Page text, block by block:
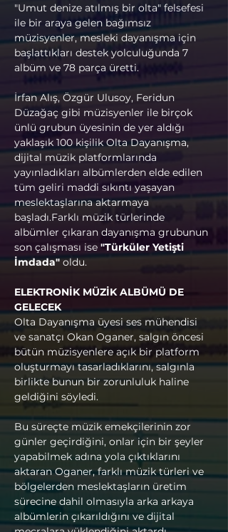
"Umut denize atılmış bir olta" felsefesi
ile bir araya gelen bağımsız
müzisyenler, mesleki dayanışma için
başlattıkları destek yolculuğunda 7
albüm ve 78 parça üretti.
İrfan Alış, Özgür Ulusoy, Feridun
Düzağaç gibi müzisyenler ile birçok
ünlü grubun üyesinin de yer aldığı
yaklaşık 100 kişilik Olta Dayanışma,
dijital müzik platformlarında
yayınladıkları albümlerden elde edilen
tüm geliri maddi sıkıntı yaşayan
meslektaşlarına aktarmaya
başladı.Farklı müzik türlerinde
albümler çıkaran dayanışma grubunun
son çalışması ise "Türküler Yetişti
İmdada" oldu.
ELEKTRONİK MÜZİK ALBÜMÜ DE
GELECEK
Olta Dayanışma üyesi ses mühendisi
ve sanatçı Okan Oganer, salgın öncesi
bütün müzisyenlere açık bir platform
oluşturmayı tasarladıklarını, salgınla
birlikte bunun bir zorunluluk haline
geldiğini söyledi.
Bu süreçte müzik emekçilerinin zor
günler geçirdiğini, onlar için bir şeyler
yapabilmek adına yola çıktıklarını
aktaran Oganer, farklı müzik türleri ve
bölgelerden meslektaşların üretim
sürecine dahil olmasıyla arka arkaya
albümlerin çıkarıldığını ve dijital